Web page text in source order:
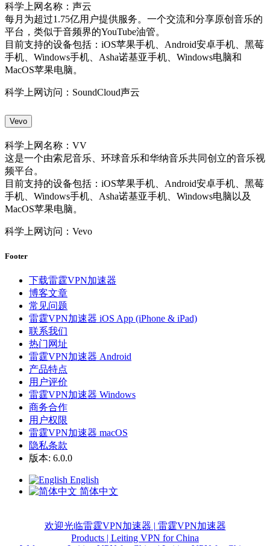
科学上网名称：声云
每月为超过1.75亿用户提供服务。一个交流和分享原创音乐的
平台，类似于音频界的YouTube油管。
目前支持的设备包括：iOS苹果手机、Android安卓手机、黑莓
手机、Windows手机、Asha诺基亚手机、Windows电脑和
MacOS苹果电脑。
科学上网访问：SoundCloud声云
Vevo
科学上网名称：VV
这是一个由索尼音乐、环球音乐和华纳音乐共同创立的音乐视
频平台。
目前支持的设备包括：iOS苹果手机、Android安卓手机、黑莓
手机、Windows手机、Asha诺基亚手机、Windows电脑以及
MacOS苹果电脑。
科学上网访问：Vevo
Footer
下载雷霆VPN加速器
博客文章
常见问题
雷霆VPN加速器 iOS App (iPhone & iPad)
联系我们
热门网址
雷霆VPN加速器 Android
产品特点
用户评价
雷霆VPN加速器 Windows
商务合作
用户权限
雷霆VPN加速器 macOS
隐私条款
版本: 6.0.0
English
简体中文
欢迎光临雷霆VPN加速器 | 雷霆VPN加速器
Products | Leiting VPN for China